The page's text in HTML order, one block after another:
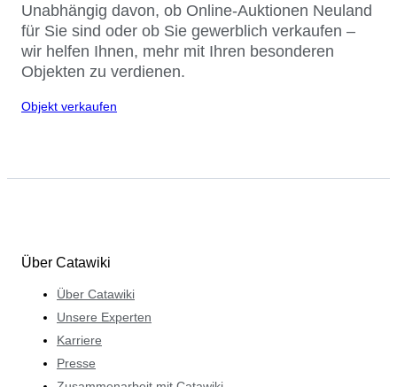
Unabhängig davon, ob Online-Auktionen Neuland
für Sie sind oder ob Sie gewerblich verkaufen –
wir helfen Ihnen, mehr mit Ihren besonderen
Objekten zu verdienen.
Objekt verkaufen
Über Catawiki
Über Catawiki
Unsere Experten
Karriere
Presse